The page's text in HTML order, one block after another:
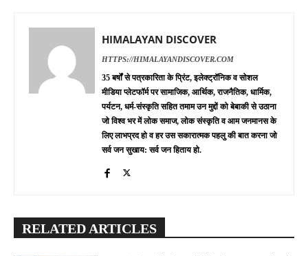
HIMALAYAN DISCOVER
HTTPS://HIMALAYANDISCOVER.COM
35 बर्षों से पत्रकारिता के प्रिंट, इलेक्ट्रॉनिक व सोशल
मीडिया प्लेटफॉर्म पर सामाजिक, आर्थिक, राजनैतिक, धार्मिक,
पर्यटन, धर्म-संस्कृति सहित तमाम उन मुद्दों को बेबाकी से उठाना
जो विश्व भर में लोक समाज, लोक संस्कृति व आम जनमानस के
लिए लाभप्रद हो व हर उस सकारात्मक पहलु की बात करना जो
सर्व जन सुखाय: सर्व जन हिताय हो.
RELATED ARTICLES